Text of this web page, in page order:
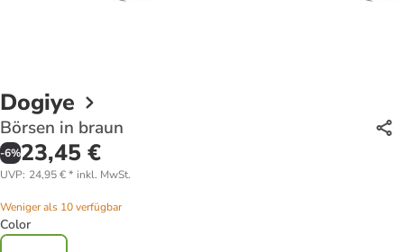
Dogiye
Börsen in braun
-6%23,45 €
UVP: 24,95 €* inkl. MwSt.
Weniger als 10 verfügbar
Color